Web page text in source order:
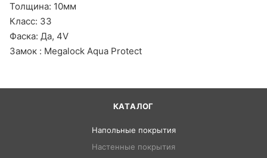
Толщина: 10мм
Класс: 33
Фаска: Да, 4V
Замок : Megalock Aqua Protect
КАТАЛОГ
Напольные покрытия
Настенные покрытия